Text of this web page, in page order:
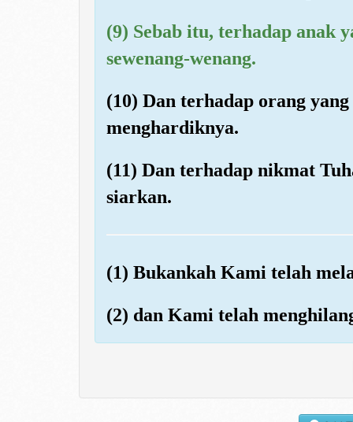
(9) Sebab itu, terhadap anak
sewenang-wenang.
(10) Dan terhadap orang
menghardiknya.
(11) Dan terhadap nikmat
siarkan.
(1) Bukankah Kami telah
(2) dan Kami telah